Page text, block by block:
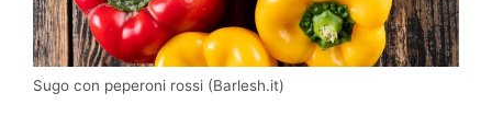
Sugo con peperoni rossi (Barlesh.it)